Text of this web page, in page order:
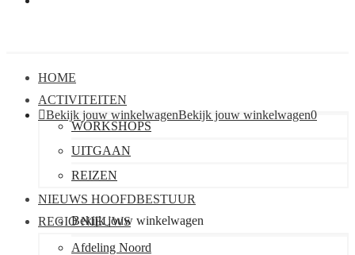
Bekijk jouw winkelwagenBekijk jouw winkelwagen0
Bekijk jouw winkelwagen
HOME
ACTIVITEITEN
WORKSHOPS
UITGAAN
REIZEN
NIEUWS HOOFDBESTUUR
REGIO NIEUWS
Afdeling Noord